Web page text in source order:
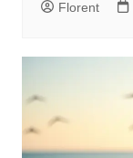
Florent